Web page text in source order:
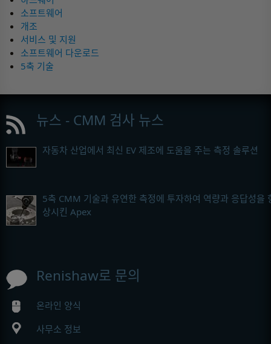
소프트웨어
개조
서비스 및 지원
소프트웨어 다운로드
5축 기술
뉴스 - CMM 검사 뉴스
자동차 산업에서 최신 EV 제조에 도움을 주는 측정 솔루션
5축 CMM 기술과 유연한 측정에 투자하여 역량과 응답성을
상시킨 Apex
Renishaw로 문의
온라인 양식
사무소 정보